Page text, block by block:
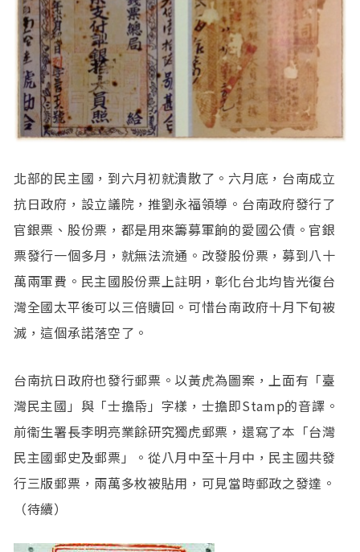
北部的民主國，到六月初就潰散了。六月底，台南成立
抗日政府，設立議院，推劉永福領導。台南政府發行了
官銀票、股份票，都是用來籌募軍餉的愛國公債。官銀
票發行一個多月，就無法流通。改發股份票，募到八十
萬兩軍費。民主國股份票上註明，彰化台北均皆光復台
灣全國太平後可以三倍贖回。可惜台南政府十月下旬被
滅，這個承諾落空了。
台南抗日政府也發行郵票。以黃虎為圖案，上面有「臺
灣民主國」與「士擔帋」字樣，士擔即Stamp的音譯。
前衞生署長李明亮業餘研究獨虎郵票，還寫了本「台灣
民主國郵史及郵票」。從八月中至十月中，民主國共發
行三版郵票，兩萬多枚被貼用，可見當時郵政之發達。
（待續）